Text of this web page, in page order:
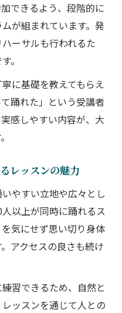
できるよう、段階的に
が組まれています。発
ーサルも行われるた
。
に基礎を教えてもらえ
踊れた」という受講者
感しやすい内容が、大
レッスンの魅力
やすい立地や広々とし
以上が同時に踊れるス
気にせず思い切り身体
アクセスの良さも続け
習できるため、自然と
ッスンを通じて人との